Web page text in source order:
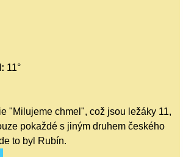
11°
"Milujeme chmel", což jsou ležáky 11,
pokaždé s jiným druhem českého
to byl Rubín.